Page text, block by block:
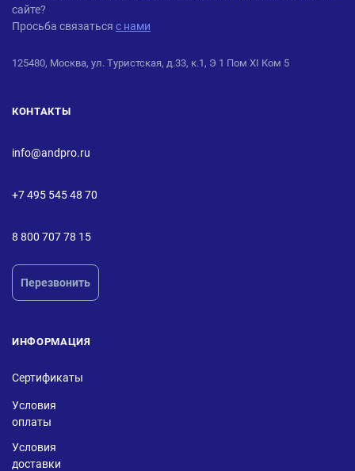
сайте?
Просьба связаться с нами
125480, Москва, ул. Туристская, д.33, к.1, Э 1 Пом XI Ком 5
КОНТАКТЫ
info@andpro.ru
+7 495 545 48 70
8 800 707 78 15
Перезвонить
ИНФОРМАЦИЯ
Сертификаты
Условия
оплаты
Условия
доставки